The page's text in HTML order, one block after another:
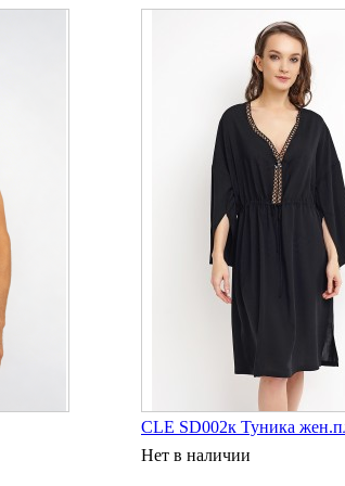
CLE SD002к Туника
Нет в наличии